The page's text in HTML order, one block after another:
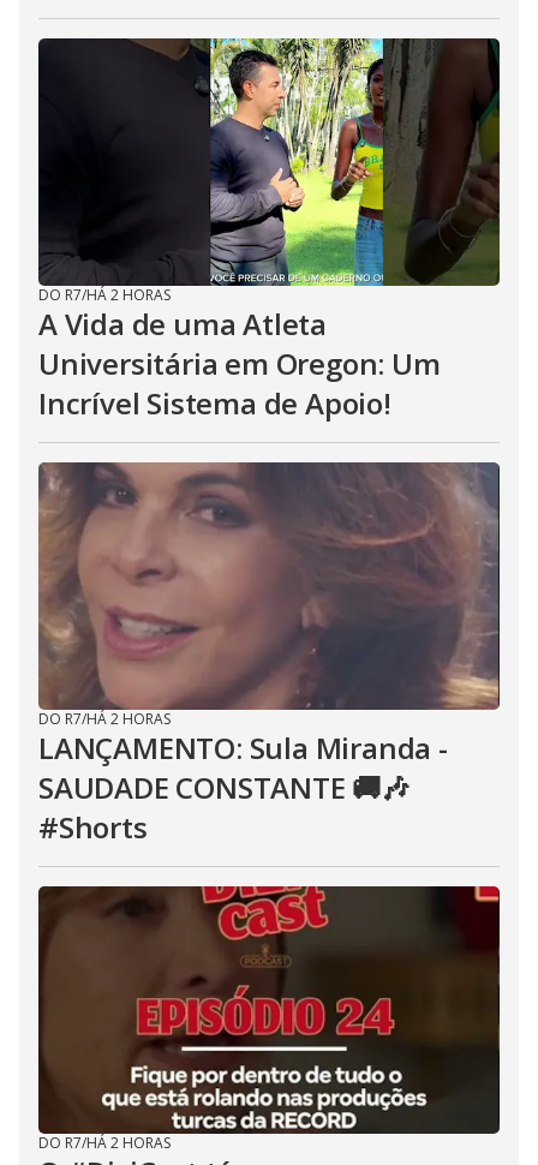
DO R7/HÁ 2 HORAS
A Vida de uma Atleta
Universitária em Oregon: Um
Incrível Sistema de Apoio!
DO R7/HÁ 2 HORAS
LANÇAMENTO: Sula Miranda -
SAUDADE CONSTANTE 🚚🎶
#Shorts
DO R7/HÁ 2 HORAS